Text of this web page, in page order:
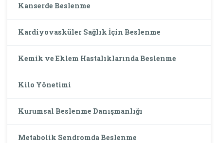
Kanserde Beslenme
Kardiyovasküler Sağlık İçin Beslenme
Kemik ve Eklem Hastalıklarında Beslenme
Kilo Yönetimi
Kurumsal Beslenme Danışmanlığı
Metabolik Sendromda Beslenme